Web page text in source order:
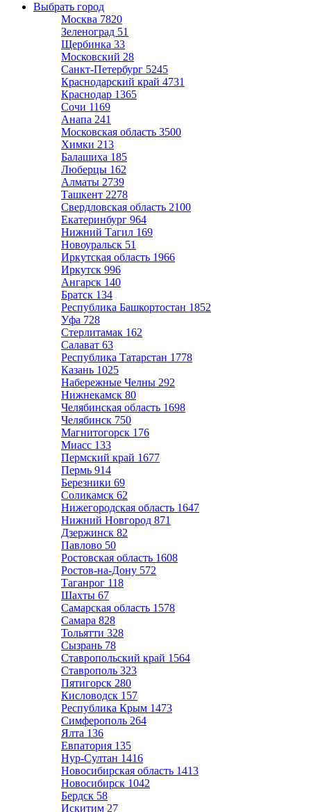
Выбрать город
Москва 7820
Зеленоград 51
Щербинка 33
Московский 28
Санкт-Петербург 5245
Краснодарский край 4731
Краснодар 1365
Сочи 1169
Анапа 241
Московская область 3500
Химки 213
Балашиха 185
Люберцы 162
Алматы 2739
Ташкент 2278
Свердловская область 2100
Екатеринбург 964
Нижний Тагил 169
Новоуральск 51
Иркутская область 1966
Иркутск 996
Ангарск 140
Братск 134
Республика Башкортостан 1852
Уфа 728
Стерлитамак 162
Салават 63
Республика Татарстан 1778
Казань 1025
Набережные Челны 292
Нижнекамск 80
Челябинская область 1698
Челябинск 750
Магнитогорск 176
Миасс 133
Пермский край 1677
Пермь 914
Березники 69
Соликамск 62
Нижегородская область 1647
Нижний Новгород 871
Дзержинск 82
Павлово 50
Ростовская область 1608
Ростов-на-Дону 572
Таганрог 118
Шахты 67
Самарская область 1578
Самара 828
Тольятти 328
Сызрань 78
Ставропольский край 1564
Ставрополь 323
Пятигорск 280
Кисловодск 157
Республика Крым 1473
Симферополь 264
Ялта 136
Евпатория 135
Нур-Султан 1416
Новосибирская область 1413
Новосибирск 1042
Бердск 58
Искитим 27